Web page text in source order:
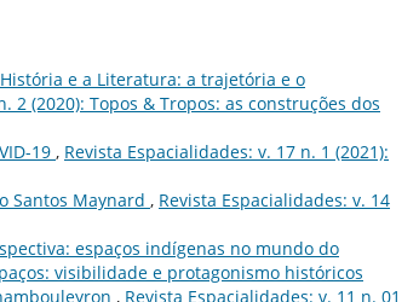
e a Literatura: a trajetória e o
2 (2020): Topos & Tropos: as construções dos
19 , Revista Espacialidades: v. 17 n. 1 (2021):
Santos Maynard , Revista Espacialidades: v. 14
espaços indígenas no mundo do
visibilidade e protagonismo históricos
, Revista Espacialidades: v. 11 n. 01